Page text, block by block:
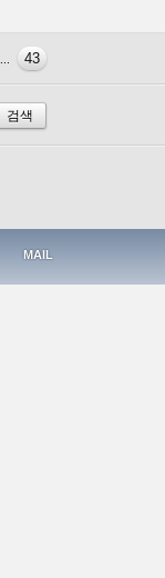
... 43
검색
MAIL